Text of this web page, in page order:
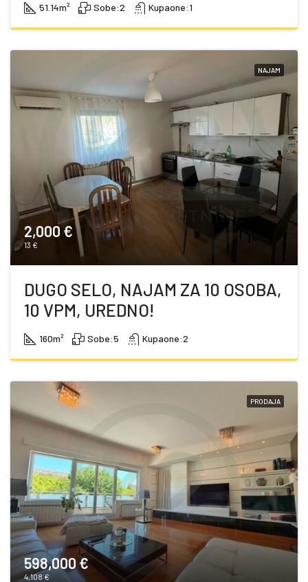
51.14m² Sobe:2 Kupaone:1
NAJAM
2,000 €
13 €
DUGO SELO, NAJAM ZA 10 OSOBA,
10 VPM, UREDNO!
160m² Sobe:5 Kupaone:2
PRODAJA
598,000 €
4,108 €